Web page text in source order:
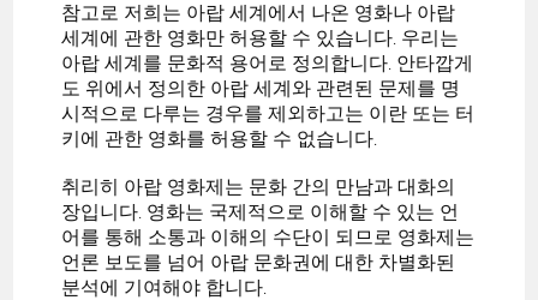
참고로 저희는 아랍 세계에서 나온 영화나 아랍
세계에 관한 영화만 허용할 수 있습니다. 우리는
아랍 세계를 문화적 용어로 정의합니다. 안타깝게
도 위에서 정의한 아랍 세계와 관련된 문제를 명
시적으로 다루는 경우를 제외하고는 이란 또는 터
키에 관한 영화를 허용할 수 없습니다.
취리히 아랍 영화제는 문화 간의 만남과 대화의
장입니다. 영화는 국제적으로 이해할 수 있는 언
어를 통해 소통과 이해의 수단이 되므로 영화제는
언론 보도를 넘어 아랍 문화권에 대한 차별화된
분석에 기여해야 합니다.